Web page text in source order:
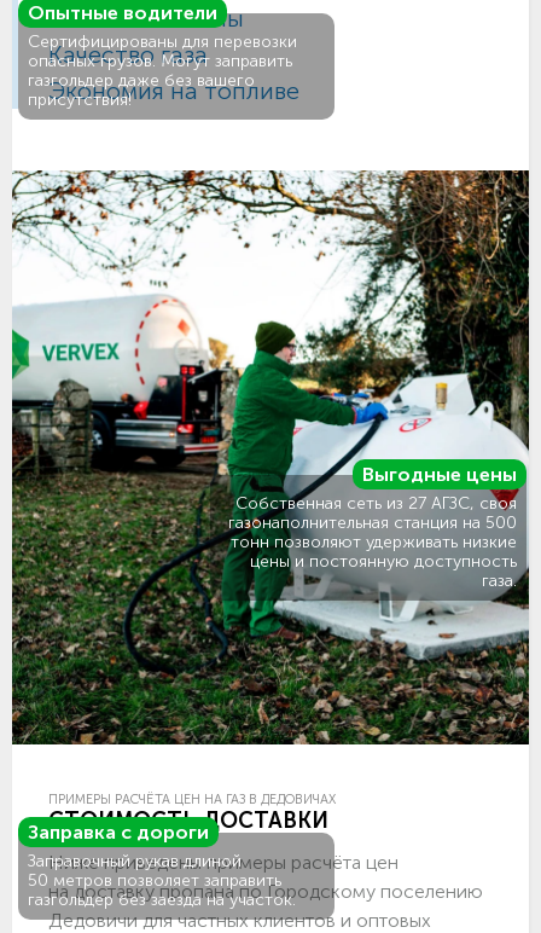
Газовые баллоны
Качество газа
Экономия на топливе
Опытные водители
Сертифицированы для перевозки
опасных грузов. Могут заправить
газгольдер даже без вашего
присутствия!
Заправка с дороги
Заправочный рукав длиной
50 метров позволяет заправить
газгольдер без заезда на участок.
Выгодные цены
Собственная сеть из 27 АГЗС, своя
газонаполнительная станция на 500
тонн позволяют удерживать низкие
цены и постоянную доступность
газа.
ПРИМЕРЫ РАСЧЁТА ЦЕН НА ГАЗ В ДЕДОВИЧАХ
СТОИМОСТЬ ДОСТАВКИ
Ниже приведены примеры расчёта цен
на доставку пропана по Городскому поселению
Дедовичи для частных клиентов и оптовых